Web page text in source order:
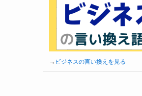
→ ビジネスの言い換えを見る